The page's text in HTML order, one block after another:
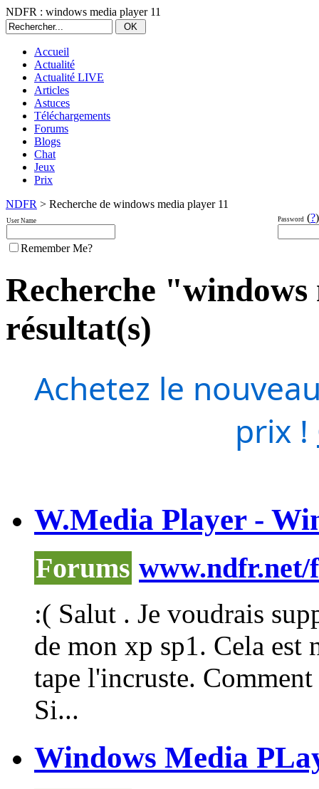
NDFR : windows media player 11
Accueil
Actualité
Actualité LIVE
Articles
Astuces
Téléchargements
Forums
Blogs
Chat
Jeux
Prix
NDFR > Recherche de windows media player 11
User Name Password (?)
Remember Me?
Recherche
résultat(s)
Achetez le
prix !
W.Media Player -
Forums www.ndfr.net/
:( Salut . Je voudrais
de mon xp sp1. Cela est
tape l'incruste.
Si...
Windows Media